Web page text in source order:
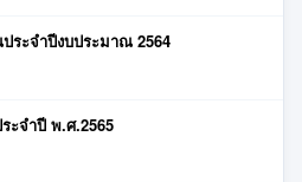
ประจำปีงบประมาณ 2564
ะจำปี พ.ศ.2565